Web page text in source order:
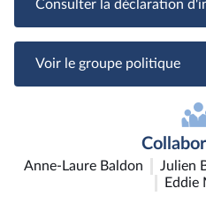
Consulter la déclaration
Voir le groupe politique
Anne-Laure Baldon Julien
Eddie